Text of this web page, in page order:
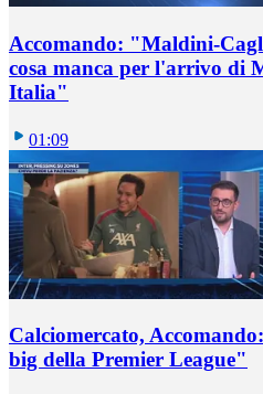
Accomando: "Maldini-
cosa manca per l'arrivo di
Italia"
01:09
Calciomercato,
big della Premier League"